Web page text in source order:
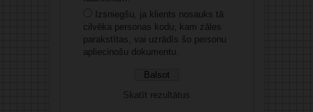
Izsniegšu, ja klients nosauks tā
cilvēka personas kodu, kam zāles
parakstītas, vai uzrādīs šo personu
apliecinošu dokumentu.
Skatīt rezultātus